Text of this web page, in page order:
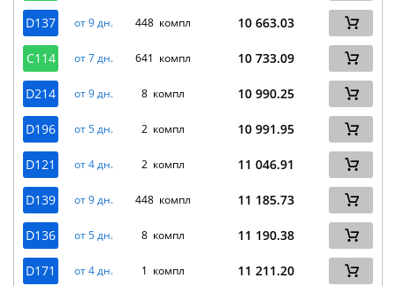
D137 от 9 дн. 448 компл 10 663.03
C114 от 7 дн. 641 компл 10 733.09
D214 от 9 дн. 8 компл 10 990.25
D196 от 5 дн. 2 компл 10 991.95
D121 от 4 дн. 2 компл 11 046.91
D139 от 9 дн. 448 компл 11 185.73
D136 от 5 дн. 8 компл 11 190.38
D171 от 4 дн. 1 компл 11 211.20